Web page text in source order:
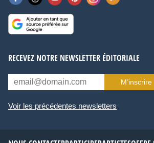
RECEVEZ NOTRE NEWSLETTER ÉDITORIALE
M’inscrire
Voir les précédentes newsletters